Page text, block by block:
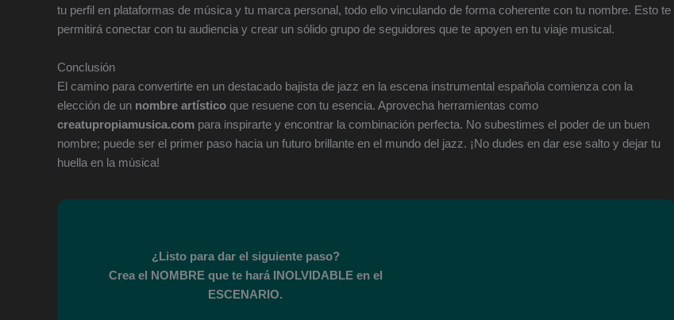
tu perfil en plataformas de música y tu marca personal, todo ello vinculando de forma coherente con tu nombre. Esto te
permitirá conectar con tu audiencia y crear un sólido grupo de seguidores que te apoyen en tu viaje musical.
Conclusión
El camino para convertirte en un destacado bajista de jazz en la escena instrumental española comienza con la
elección de un nombre artístico que resuene con tu esencia. Aprovecha herramientas como
creatupropiamusica.com para inspirarte y encontrar la combinación perfecta. No subestimes el poder de un buen
nombre; puede ser el primer paso hacia un futuro brillante en el mundo del jazz. ¡No dudes en dar ese salto y dejar tu
huella en la música!
¿Listo para dar el siguiente paso?
Crea el NOMBRE que te hará INOLVIDABLE en el
ESCENARIO.